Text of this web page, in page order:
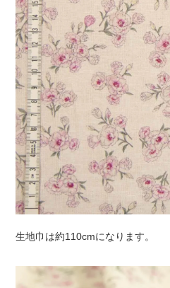
生地巾は約110cmになります。